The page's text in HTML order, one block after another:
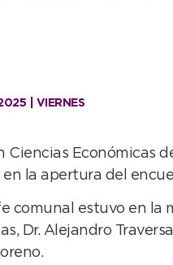
| VIERNES
Económicas
la apertura del
comunal estuvo en la
Dr. Alejandro